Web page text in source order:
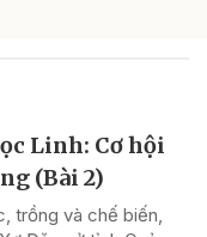
Linh: Cơ hội
(Bài 2)
trồng và chế biến,